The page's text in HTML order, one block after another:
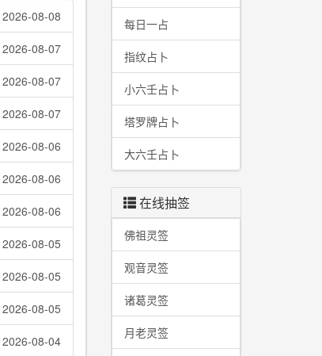
2026-08-08
2026-08-07
2026-08-07
2026-08-07
2026-08-06
2026-08-06
2026-08-06
2026-08-05
2026-08-05
2026-08-05
2026-08-04
每日一占
指纹占卜
小六壬占卜
塔罗牌占卜
大六壬占卜
在线抽签
佛祖灵签
观音灵签
诸葛灵签
月老灵签